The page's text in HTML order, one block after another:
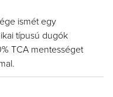
ismét egy
típusú dugók
TCA mentességet